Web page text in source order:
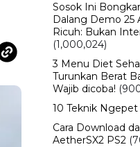
Sosok Ini
Dalang Demo 25
Ricuh: Bukan
(1,000,024)
3 Menu Diet
Turunkan Berat
Wajib dicoba!
10 Teknik Ngepet
Cara Download
AetherSX2 PS2